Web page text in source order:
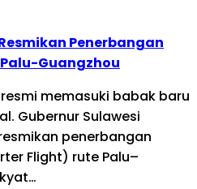
Penerbangan
Guangzhou
resmi memasuki babak baru
Gubernur Sulawesi
penerbangan
Flight) rute Palu–